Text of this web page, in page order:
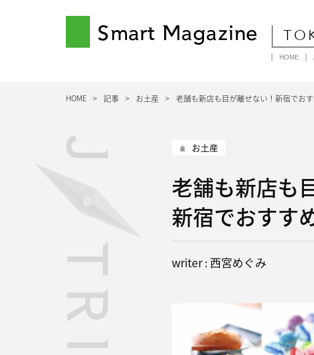
Smart Magazine
HOME
HOME 記事 お土産 老舗も新店も目が離せない！新宿でお
お土産
老舗も新店も
新宿でおすす
writer : 西宮めぐみ